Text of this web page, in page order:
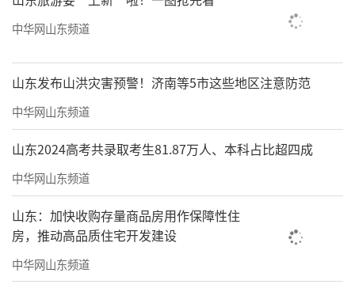
中华网山东频道
山东发布山洪灾害预警！济南等5市这些地区注意防范
中华网山东频道
山东2024高考共录取考生81.87万人、本科占比超四成
中华网山东频道
山东：加快收购存量商品房用作保障性住
房，推动高品质住宅开发建设
中华网山东频道